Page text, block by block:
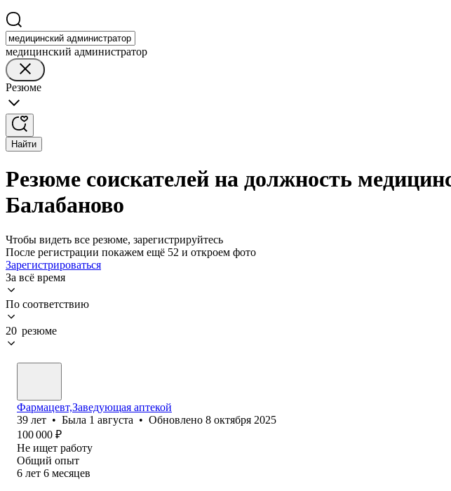
медицинский администратор
Резюме
Найти
Резюме соискателей на должность
Балабаново
Чтобы видеть все резюме, зарегистрируйтесь
После регистрации покажем ещё 52 и откроем фото
Зарегистрироваться
За всё время
По соответствию
20 резюме
Фармацевт,Заведующая аптекой
39 лет • Была 1 августа • Обновлено 8 октября 2025
100 000 ₽
Не ищет работу
Общий опыт
6 лет 6 месяцев